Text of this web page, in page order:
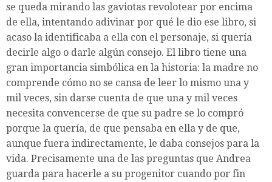
se queda mirando las gaviotas revolotear por encima
de ella, intentando adivinar por qué le dio ese libro, si
acaso la identificaba a ella con el personaje, si quería
decirle algo o darle algún consejo. El libro tiene una
gran importancia simbólica en la historia: la madre no
comprende cómo no se cansa de leer lo mismo una y
mil veces, sin darse cuenta de que una y mil veces
necesita convencerse de que su padre se lo compró
porque la quería, de que pensaba en ella y de que,
aunque fuera indirectamente, le daba consejos para la
vida. Precisamente una de las preguntas que Andrea
guarda para hacerle a su progenitor cuando por fin